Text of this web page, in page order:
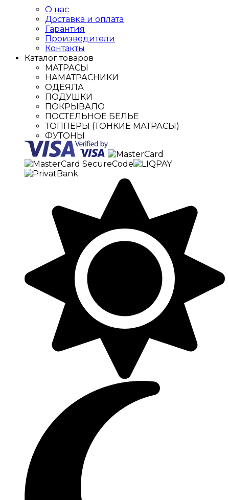
О нас
Доставка и оплата
Гарантия
Производители
Контакты
Каталог товаров
МАТРАСЫ
НАМАТРАСНИКИ
ОДЕЯЛА
ПОДУШКИ
ПОКРЫВАЛО
ПОСТЕЛЬНОЕ БЕЛЬЕ
ТОППЕРЫ (ТОНКИЕ МАТРАСЫ)
ФУТОНЫ